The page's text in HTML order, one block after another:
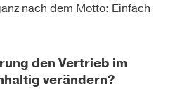
nach dem Motto: Einfach
den Vertrieb im
verändern?